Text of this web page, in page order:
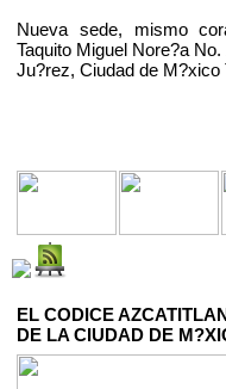
Nueva sede, mismo
Taquito Miguel Nore?a
Ju?rez, Ciudad de M?xico
EL CODICE
DE LA CIUDAD DE